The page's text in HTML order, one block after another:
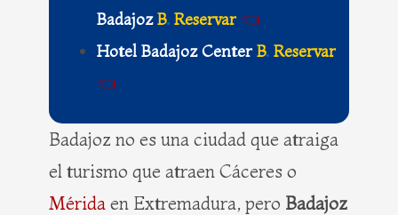
Badajoz B. Reservar 👈
Hotel Badajoz Center B. Reservar
👈
Badajoz no es una ciudad que atraiga
el turismo que atraen Cáceres o
Mérida en Extremadura, pero Badajoz